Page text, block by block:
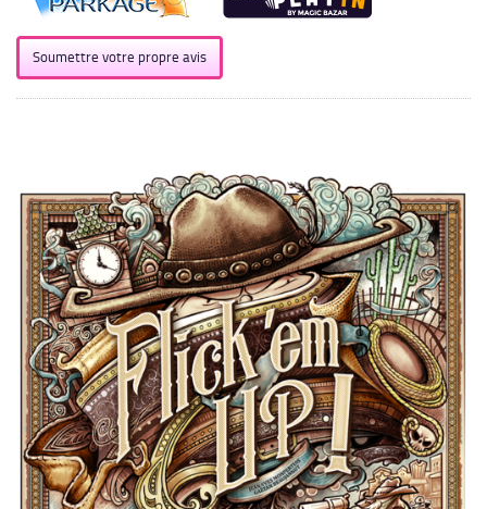
Soumettre votre propre avis